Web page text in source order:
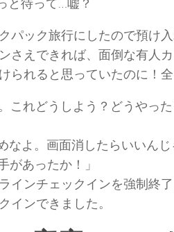
と待って…嘘？
パック旅行にしたので預け
さえできれば、面倒な有人
られると思っていたのに！
これどうしよう？どうやっ
なよ。画面消したらいいんじ
あったか！」
インチェックインを強制終
インできました。